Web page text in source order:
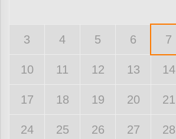
3 4 5 6 7
10 11 12 13 14
17 18 19 20 21
24 25 26 27 28